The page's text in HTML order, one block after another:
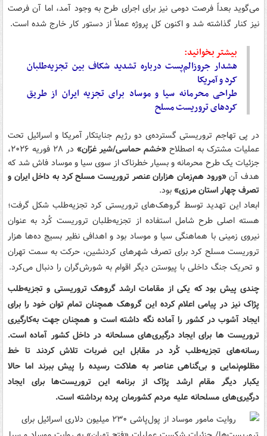
می‌گوید بعداً فرصت دومی نیز برای اجرای طرح به وجود آمد، اما آن فرصت
نیز کنار گذاشته شد و اکنون کل پروژه عملاً از دستور کار خارج شده است.
بیشتر بخوانید:
هشدار جروزالم‌پست درباره تشدید شکاف بین تجزیه‌طلبان
کرد و آمریکا
طراحی محرمانه سیا و موساد برای تجزیه ایران از طریق
کردهای تروریست مسلح
در پی تهاجم تروریستی گسترده‌ی دو رژیم جنایتکار آمریکا و اسرائیل تحت
عملیات مشترک به اصطلاح «خشم حماسی/شیر غرّان»
در ۲۸ فوریه ۲۰۲۶،
جزئیات یک طرح محرمانه و بسیار خطرناک از سوی سیا و موساد فاش شد که
هدف آن«ورود هم‌زمان هزاران عنصر تروریست مسلح کرد به داخل ایران و
تصرف چهار استان مرزی»بود.
ابعاد این تهدید توسط گروهک‌های تروریستی کرد تجزیه‌طلب شکل گرفت؛
هسته اصلی طرح شامل استفاده از تجزیه‌طلبان تروریست کُرد به عنوان
نیروی زمینی با هماهنگی سیا و موساد بود و اهدافی نظیر بسیج ده‌ها هزار
تروریست مسلح کرد برای تصرف شهرهای کردنشین، حرکت به سمت تهران
و تحریک جنگ داخلی با پیوستن دیگر اقوام به شورش‌گران را دنبال می‌کرد.
چندی پیش بود که یکی از مقامات ارشد گروهک تروریستی و تجزیه‌طلب
پژاک نیز در پیامی اعلام کرده این گروهک همچنان تمام توان خود را برای
ایجاد آشوب در کشور را آماده نگه داشته است و همچنان جهت به‌کارگیری
تروریست ها برای ایجاد درگیری‌های مسلحانه در داخل کشور آماده است.
رسانه‌های تجزیه‌طلب کُرد در مقابل این ضربات تلاش کردند تا خط
مظلوم‌نمایی و بی‌گناهی عناصر به هلاکت رسیده را پیش ببرند اما حالا
یکبار دیگر مقام ارشد پژاک از برنامه این تروریست‌ها برای ایجاد
درگیری‌های مسلحانه علیه مردم کشورمان پرده برداشته است.